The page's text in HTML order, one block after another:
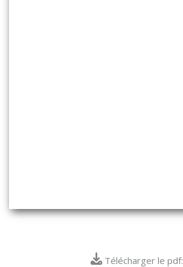
Télécharger le pdf: